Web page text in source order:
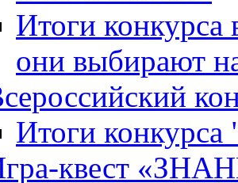
Итоги конкурса
они выбирают
Итоги
квест